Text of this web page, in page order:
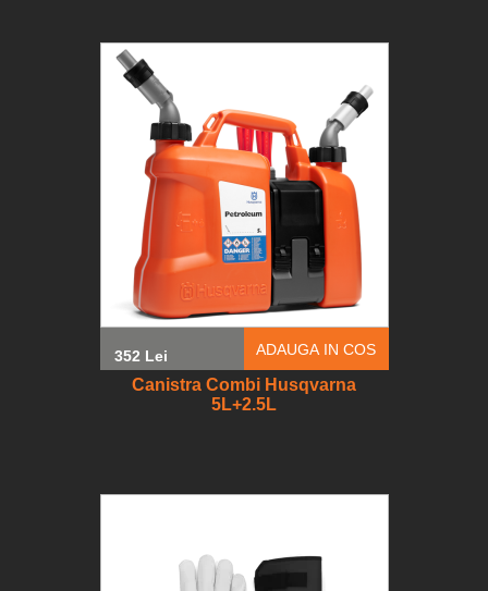
352 Lei ADAUGA IN COS
Canistra Combi Husqvarna
5L+2.5L